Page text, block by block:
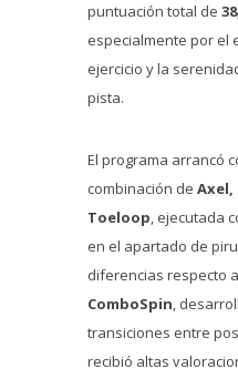
puntuación total de
especialmente por el
ejercicio y la
pista.
El programa arrancó
combinación de Axel,
Toeloop, ejecutada
en el apartado de
diferencias respecto
ComboSpin,
transiciones entre
recibió altas